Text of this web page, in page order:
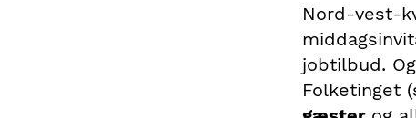
Nord-vest-
jobtilbud.
Folketinget